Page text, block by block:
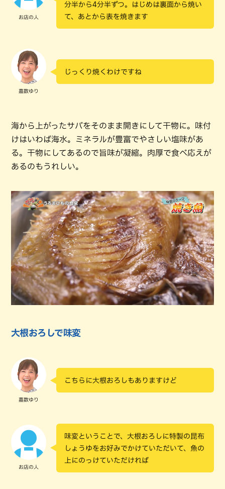
お店の人
分半から4分半ずつ。はじめは裏面から焼い
て、あとから表を焼きます
嘉数ゆり
じっくり焼くわけですね
海から上がったサバをそのまま開きにして干物に。味付
けはいわば海水。ミネラルが豊富でやさしい塩味があ
る。干物にしてあるので旨味が凝縮。肉厚で食べ応えが
あるのもうれしい。
大根おろしで味変
嘉数ゆり
こちらに大根おろしもありますけど
お店の人
味変ということで、大根おろしに特製の昆布
しょうゆをお好みでかけていただいて、魚の
上にのっけていただければ